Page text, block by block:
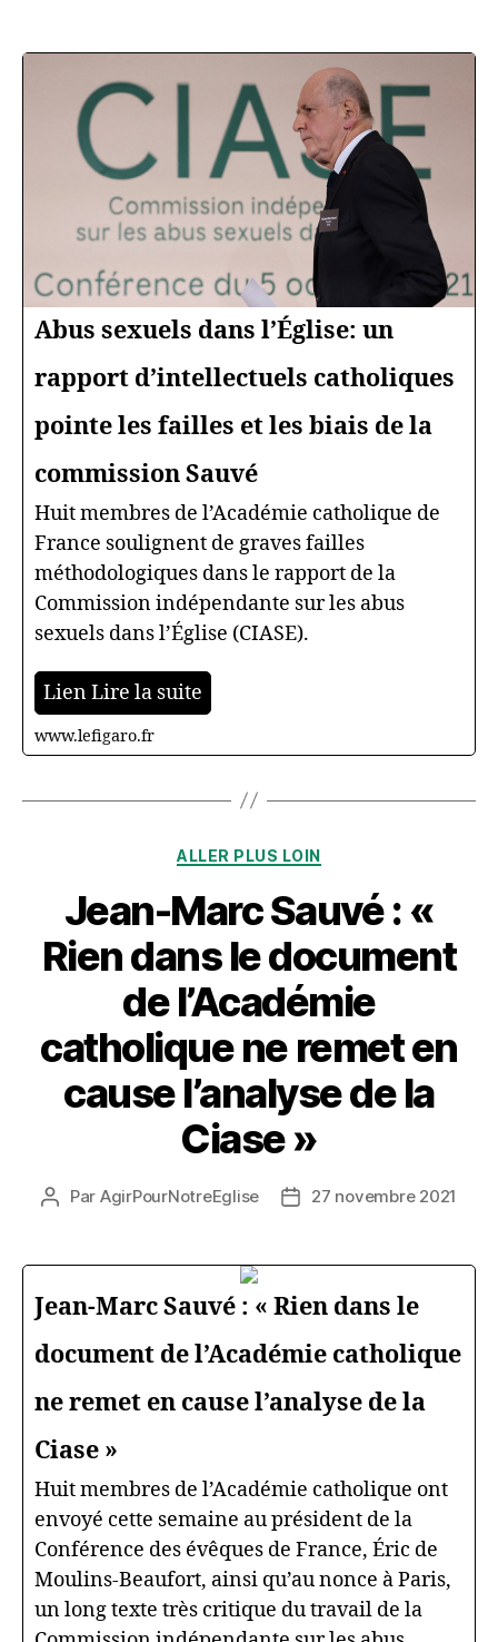
Abus sexuels dans l’Église: un
rapport d’intellectuels catholiques
pointe les failles et les biais de la
commission Sauvé
Huit membres de l’Académie catholique de
France soulignent de graves failles
méthodologiques dans le rapport de la
Commission indépendante sur les abus
sexuels dans l’Église (CIASE).
Lien Lire la suite
www.lefigaro.fr
Catégories
ALLER PLUS LOIN
Jean-Marc Sauvé : «
Rien dans le document
de l’Académie
catholique ne remet en
cause l’analyse de la
Ciase »
Auteur
Par AgirPourNotreEglise
Date27 novembre 2021
Jean-Marc Sauvé : « Rien dans le
document de l’Académie catholique
ne remet en cause l’analyse de la
Ciase »
Huit membres de l’Académie catholique ont
envoyé cette semaine au président de la
Conférence des évêques de France, Éric de
Moulins-Beaufort, ainsi qu’au nonce à Paris,
un long texte très critique du travail de la